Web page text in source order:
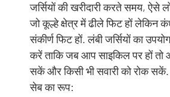
जर्सियों की खरीदारी करते समय, ऐसे
जो कूल्हे क्षेत्र में ढीले फिट हों लेकिन
संकीर्ण फिट हों. लंबी जर्सियों का
करें ताकि जब आप साइकिल पर हों
सकें और किसी भी सवारी को रोक सकें.
सेब का रूप: